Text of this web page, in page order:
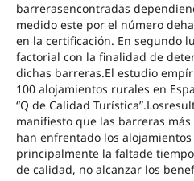
barrerasencontradas
medido este por el número
en la certificación. En segundo
factorial con la finalidad de
dichas barreras.El estudio
100 alojamientos rurales en
“Q de Calidad
manifiesto que las barreras
han enfrentado los
principalmente la faltade
de calidad, no alcanzar los